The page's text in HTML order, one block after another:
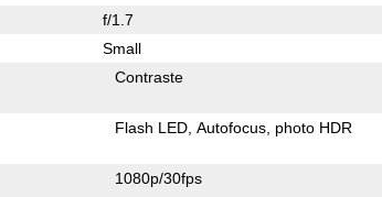
f/1.7
Small
Contraste
Flash LED Autofocus photo HDR
1080p/30fps